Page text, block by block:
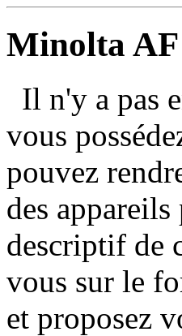
Minolta AF
Il n'y a pas
vous
pouvez
des
descriptif de
vous sur le
et proposez